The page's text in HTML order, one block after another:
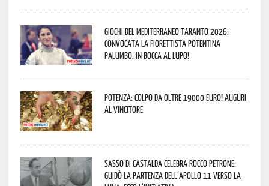
Giochi del Mediterraneo Taranto 2026:
convocata la fiorettista potentina
Palumbo. In bocca al lupo!
Potenza: colpo da oltre 19000 Euro! Auguri
al vincitore
Sasso di Castalda celebra Rocco Petrone:
guidò la partenza dell’Apollo 11 verso la